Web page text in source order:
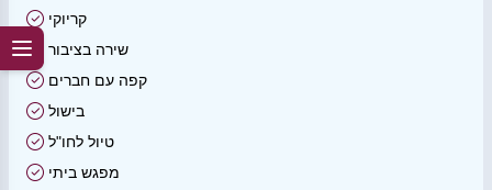
קריוקי
שירה בציבור
קפה עם חברים
בישול
טיול לחו"ל
מפגש ביתי